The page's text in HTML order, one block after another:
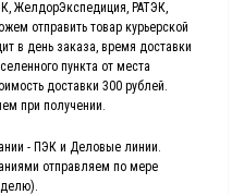
ЖелдорЭкспедиция, РАТЭК,
отправить товар курьерской
в день заказа, время доставки
пункта от места
доставки 300 рублей.
при получении.
- ПЭК и Деловые линии.
отправляем по мере